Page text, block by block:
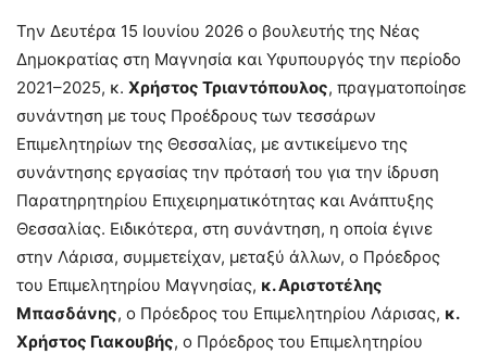
Την Δευτέρα 15 Ιουνίου 2026 ο βουλευτής της Νέας
Δημοκρατίας στη Μαγνησία και Υφυπουργός την περίοδο
2021–2025, κ. Χρήστος Τριαντόπουλος, πραγματοποίησε
συνάντηση με τους Προέδρους των τεσσάρων
Επιμελητηρίων της Θεσσαλίας, με αντικείμενο της
συνάντησης εργασίας την πρότασή του για την ίδρυση
Παρατηρητηρίου Επιχειρηματικότητας και Ανάπτυξης
Θεσσαλίας. Ειδικότερα, στη συνάντηση, η οποία έγινε
στην Λάρισα, συμμετείχαν, μεταξύ άλλων, ο Πρόεδρος
του Επιμελητηρίου Μαγνησίας, κ. Αριστοτέλης
Μπασδάνης, ο Πρόεδρος του Επιμελητηρίου Λάρισας, κ.
Χρήστος Γιακουβής, ο Πρόεδρος του Επιμελητηρίου